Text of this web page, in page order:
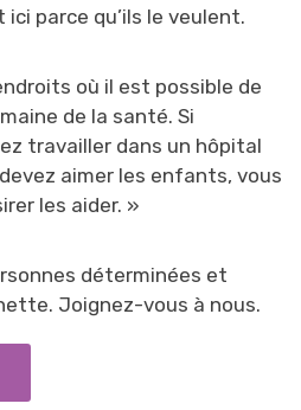
parce qu’ils le veulent.
où il est possible de
de la santé. Si
travailler dans un hôpital
aimer les enfants, vous
les aider. »
déterminées et
Joignez-vous à nous.